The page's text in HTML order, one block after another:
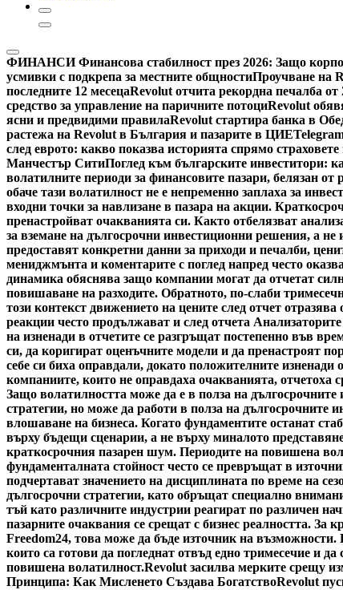
ФИНАНСИ Финансова стабилност през 2026: Защо
усмивки с подкрепа за местните общностиПроучване на
последните 12 месецаRevolut отчита рекордна печалба от
средство за управление на паричните потоциRevolut
ясни и предвидими правилаRevolut стартира банка в
растежа на Revolut в България и пазарите в ЦИЕ
след еврото: какво показва историята спрямо
Манчестър СитиПоглед към българските инвеститори:
волатилните периоди за финансовите пазари, белязан
обаче тази волатилност не е непременно заплаха за
входни точки за навлизане в пазара на акции.
пренастройват очакванията си. Както отбелязват
за вземане на дългосрочни инвестиционни решения, а
предоставят конкретни данни за приходи и печалби,
мениджмънта и коментарите с поглед напред често
динамика обяснява защо компании могат да отчетат
повишаване на разходите. Обратното, по-слаби
този контекст движението на цените след отчет
реакции често продължават и след отчета
на изненади в отчетите се разгръщат постепенно във
си, да коригират оценъчните модели и да пренастроят
себе си биха оправдали, докато положителните изненади
компаниите, които не оправдаха очакванията, отчетоха
Защо волатилността може да е в полза на дългосрочните
стратегии, но може да работи в полза на дългосрочните
влошаване на бизнеса. Когато фундаментите останат
върху бъдещи сценарии, а не върху миналото
краткосрочния пазарен шум. Периодите на повишена
фундаменталната стойност често се превръщат в
подчертават значението на дисциплината по време на
дългосрочни стратегии, като обръщат специално
тъй като различните индустрии реагират по различен
пазарните очаквания се срещат с бизнес реалността. За
Freedom24, това може да бъде източник на
които са готови да погледнат отвъд едно тримесечие и
повишена волатилност.Revolut засилва мерките срещу
Принципа: Как Мисленето Създава БогатствоRevolut